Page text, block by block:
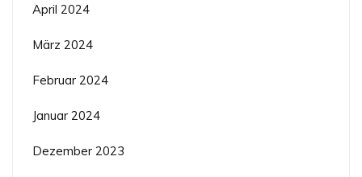
April 2024
März 2024
Februar 2024
Januar 2024
Dezember 2023